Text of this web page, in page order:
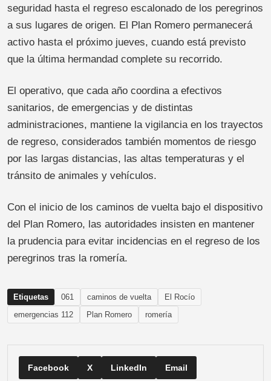
seguridad hasta el regreso escalonado de los peregrinos
a sus lugares de origen. El Plan Romero permanecerá
activo hasta el próximo jueves, cuando está previsto
que la última hermandad complete su recorrido.
El operativo, que cada año coordina a efectivos
sanitarios, de emergencias y de distintas
administraciones, mantiene la vigilancia en los trayectos
de regreso, considerados también momentos de riesgo
por las largas distancias, las altas temperaturas y el
tránsito de animales y vehículos.
Con el inicio de los caminos de vuelta bajo el dispositivo
del Plan Romero, las autoridades insisten en mantener
la prudencia para evitar incidencias en el regreso de los
peregrinos tras la romería.
Etiquetas 061 caminos de vuelta
El Rocío
emergencias 112
Plan Romero romería
Facebook X LinkedIn Email